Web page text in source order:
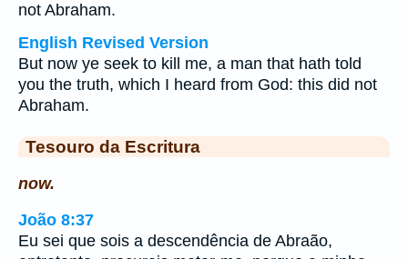
not Abraham.
English Revised Version
But now ye seek to kill me, a man that hath told
you the truth, which I heard from God: this did not
Abraham.
Tesouro da Escritura
now.
João 8:37
Eu sei que sois a descendência de Abraão,